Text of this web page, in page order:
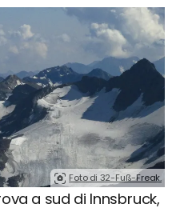
Foto di 32-Fuß-Freak.
a sud di Innsbruck,